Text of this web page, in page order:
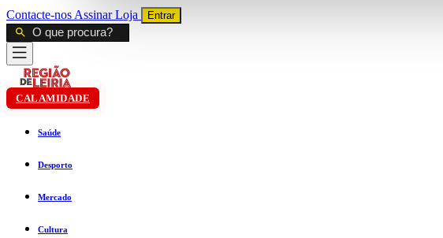
Contacte-nos AssinarLoja Entrar
CALAMIDADE
Saúde
Desporto
Mercado
Cultura